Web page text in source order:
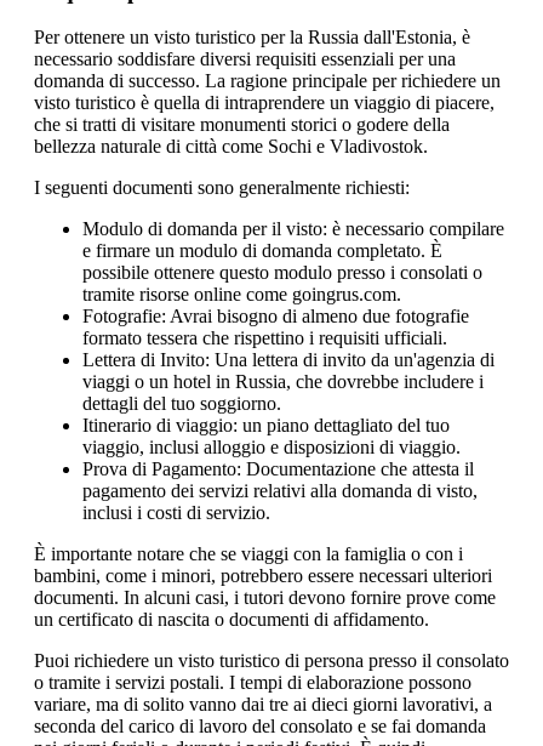
Per ottenere un visto turistico per la Russia dall'Estonia, è
necessario soddisfare diversi requisiti essenziali per una
domanda di successo. La ragione principale per richiedere un
visto turistico è quella di intraprendere un viaggio di piacere,
che si tratti di visitare monumenti storici o godere della
bellezza naturale di città come Sochi e Vladivostok.
I seguenti documenti sono generalmente richiesti:
Modulo di domanda per il visto: è necessario compilare
e firmare un modulo di domanda completato. È
possibile ottenere questo modulo presso i consolati o
tramite risorse online come goingrus.com.
Fotografie: Avrai bisogno di almeno due fotografie
formato tessera che rispettino i requisiti ufficiali.
Lettera di Invito: Una lettera di invito da un'agenzia di
viaggi o un hotel in Russia, che dovrebbe includere i
dettagli del tuo soggiorno.
Itinerario di viaggio: un piano dettagliato del tuo
viaggio, inclusi alloggio e disposizioni di viaggio.
Prova di Pagamento: Documentazione che attesta il
pagamento dei servizi relativi alla domanda di visto,
inclusi i costi di servizio.
È importante notare che se viaggi con la famiglia o con i
bambini, come i minori, potrebbero essere necessari ulteriori
documenti. In alcuni casi, i tutori devono fornire prove come
un certificato di nascita o documenti di affidamento.
Puoi richiedere un visto turistico di persona presso il consolato
o tramite i servizi postali. I tempi di elaborazione possono
variare, ma di solito vanno dai tre ai dieci giorni lavorativi, a
seconda del carico di lavoro del consolato e se fai domanda